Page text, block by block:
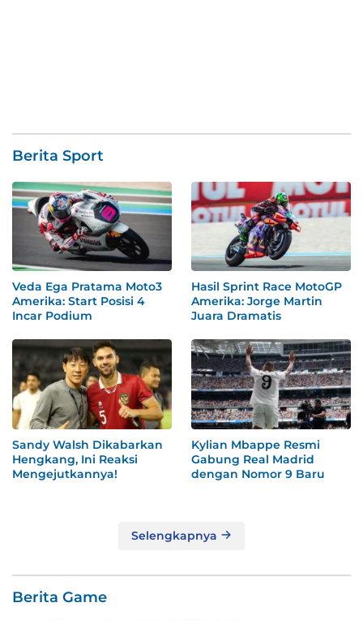
Berita Sport
Veda Ega Pratama Moto3
Amerika: Start Posisi 4
Incar Podium
Hasil Sprint Race MotoGP
Amerika: Jorge Martin
Juara Dramatis
Sandy Walsh Dikabarkan
Hengkang, Ini Reaksi
Mengejutkannya!
Kylian Mbappe Resmi
Gabung Real Madrid
dengan Nomor 9 Baru
Selengkapnya
Berita Game